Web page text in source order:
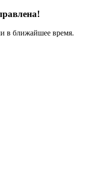
в ближайшее время.